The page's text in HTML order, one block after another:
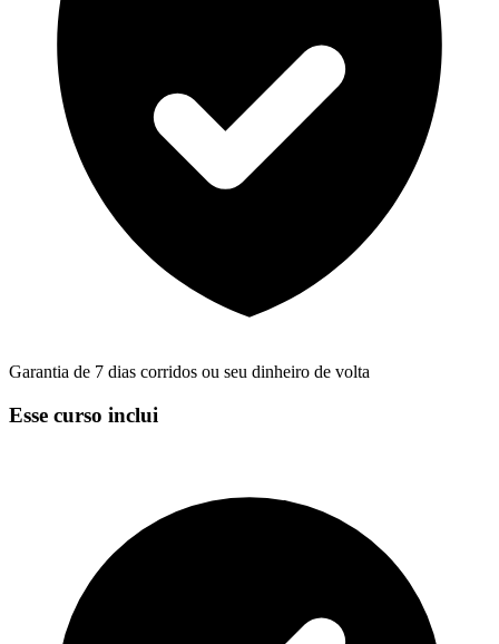
Garantia de 7 dias corridos ou seu dinheiro de volta
Esse curso inclui